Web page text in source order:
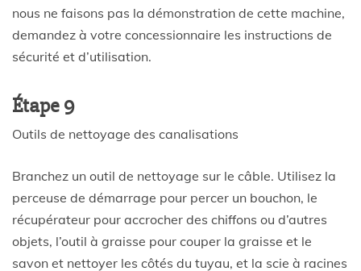
nous ne faisons pas la démonstration de cette machine,
demandez à votre concessionnaire les instructions de
sécurité et d’utilisation.
Étape 9
Outils de nettoyage des canalisations
Branchez un outil de nettoyage sur le câble. Utilisez la
perceuse de démarrage pour percer un bouchon, le
récupérateur pour accrocher des chiffons ou d’autres
objets, l’outil à graisse pour couper la graisse et le
savon et nettoyer les côtés du tuyau, et la scie à racines